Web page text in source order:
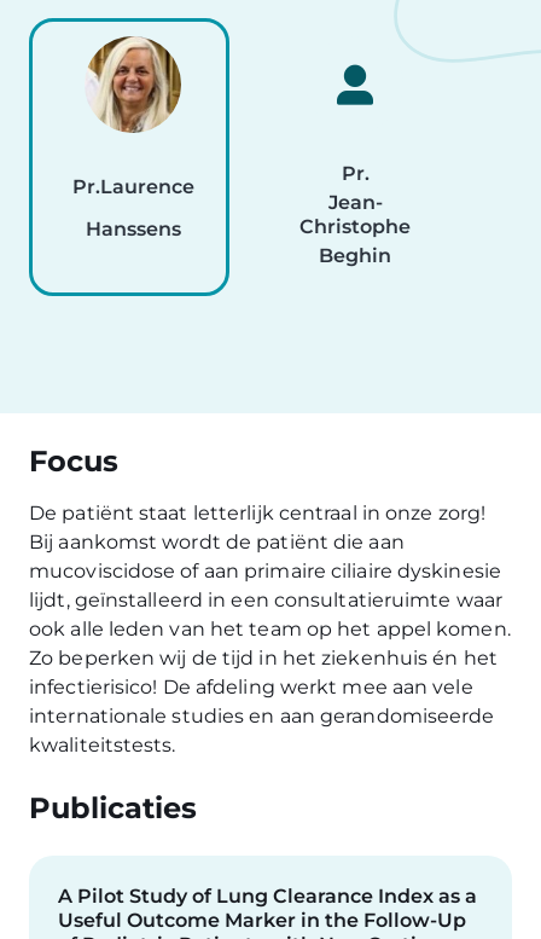
Pr.Laurence
Hanssens
Pr.
Jean-
Christophe
Beghin
Focus
De patiënt staat letterlijk centraal in onze zorg!
Bij aankomst wordt de patiënt die aan
mucoviscidose of aan primaire ciliaire dyskinesie
lijdt, geïnstalleerd in een consultatieruimte waar
ook alle leden van het team op het appel komen.
Zo beperken wij de tijd in het ziekenhuis én het
infectierisico! De afdeling werkt mee aan vele
internationale studies en aan gerandomiseerde
kwaliteitstests.
Publicaties
A Pilot Study of Lung Clearance Index as a
Useful Outcome Marker in the Follow-Up